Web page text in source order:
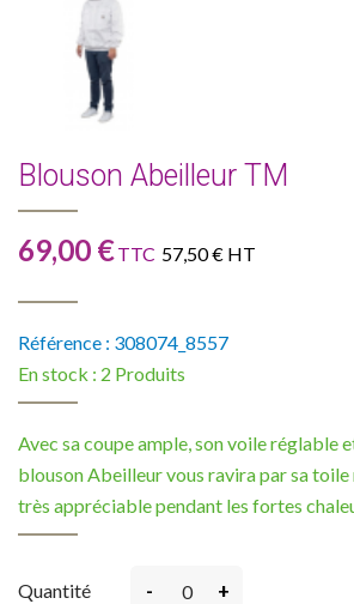
Blouson Abeilleur TM
69,00 €TTC 57,50 € HT
Référence : 308074_8557
En stock : 2 Produits
Avec sa coupe ample, son voile réglable
blouson Abeilleur vous ravira par sa
très appréciable pendant les fortes
Quantité - +